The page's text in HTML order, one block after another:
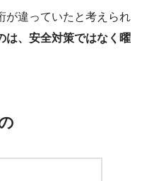
が違っていたと考えられ
は、安全対策ではなく曜